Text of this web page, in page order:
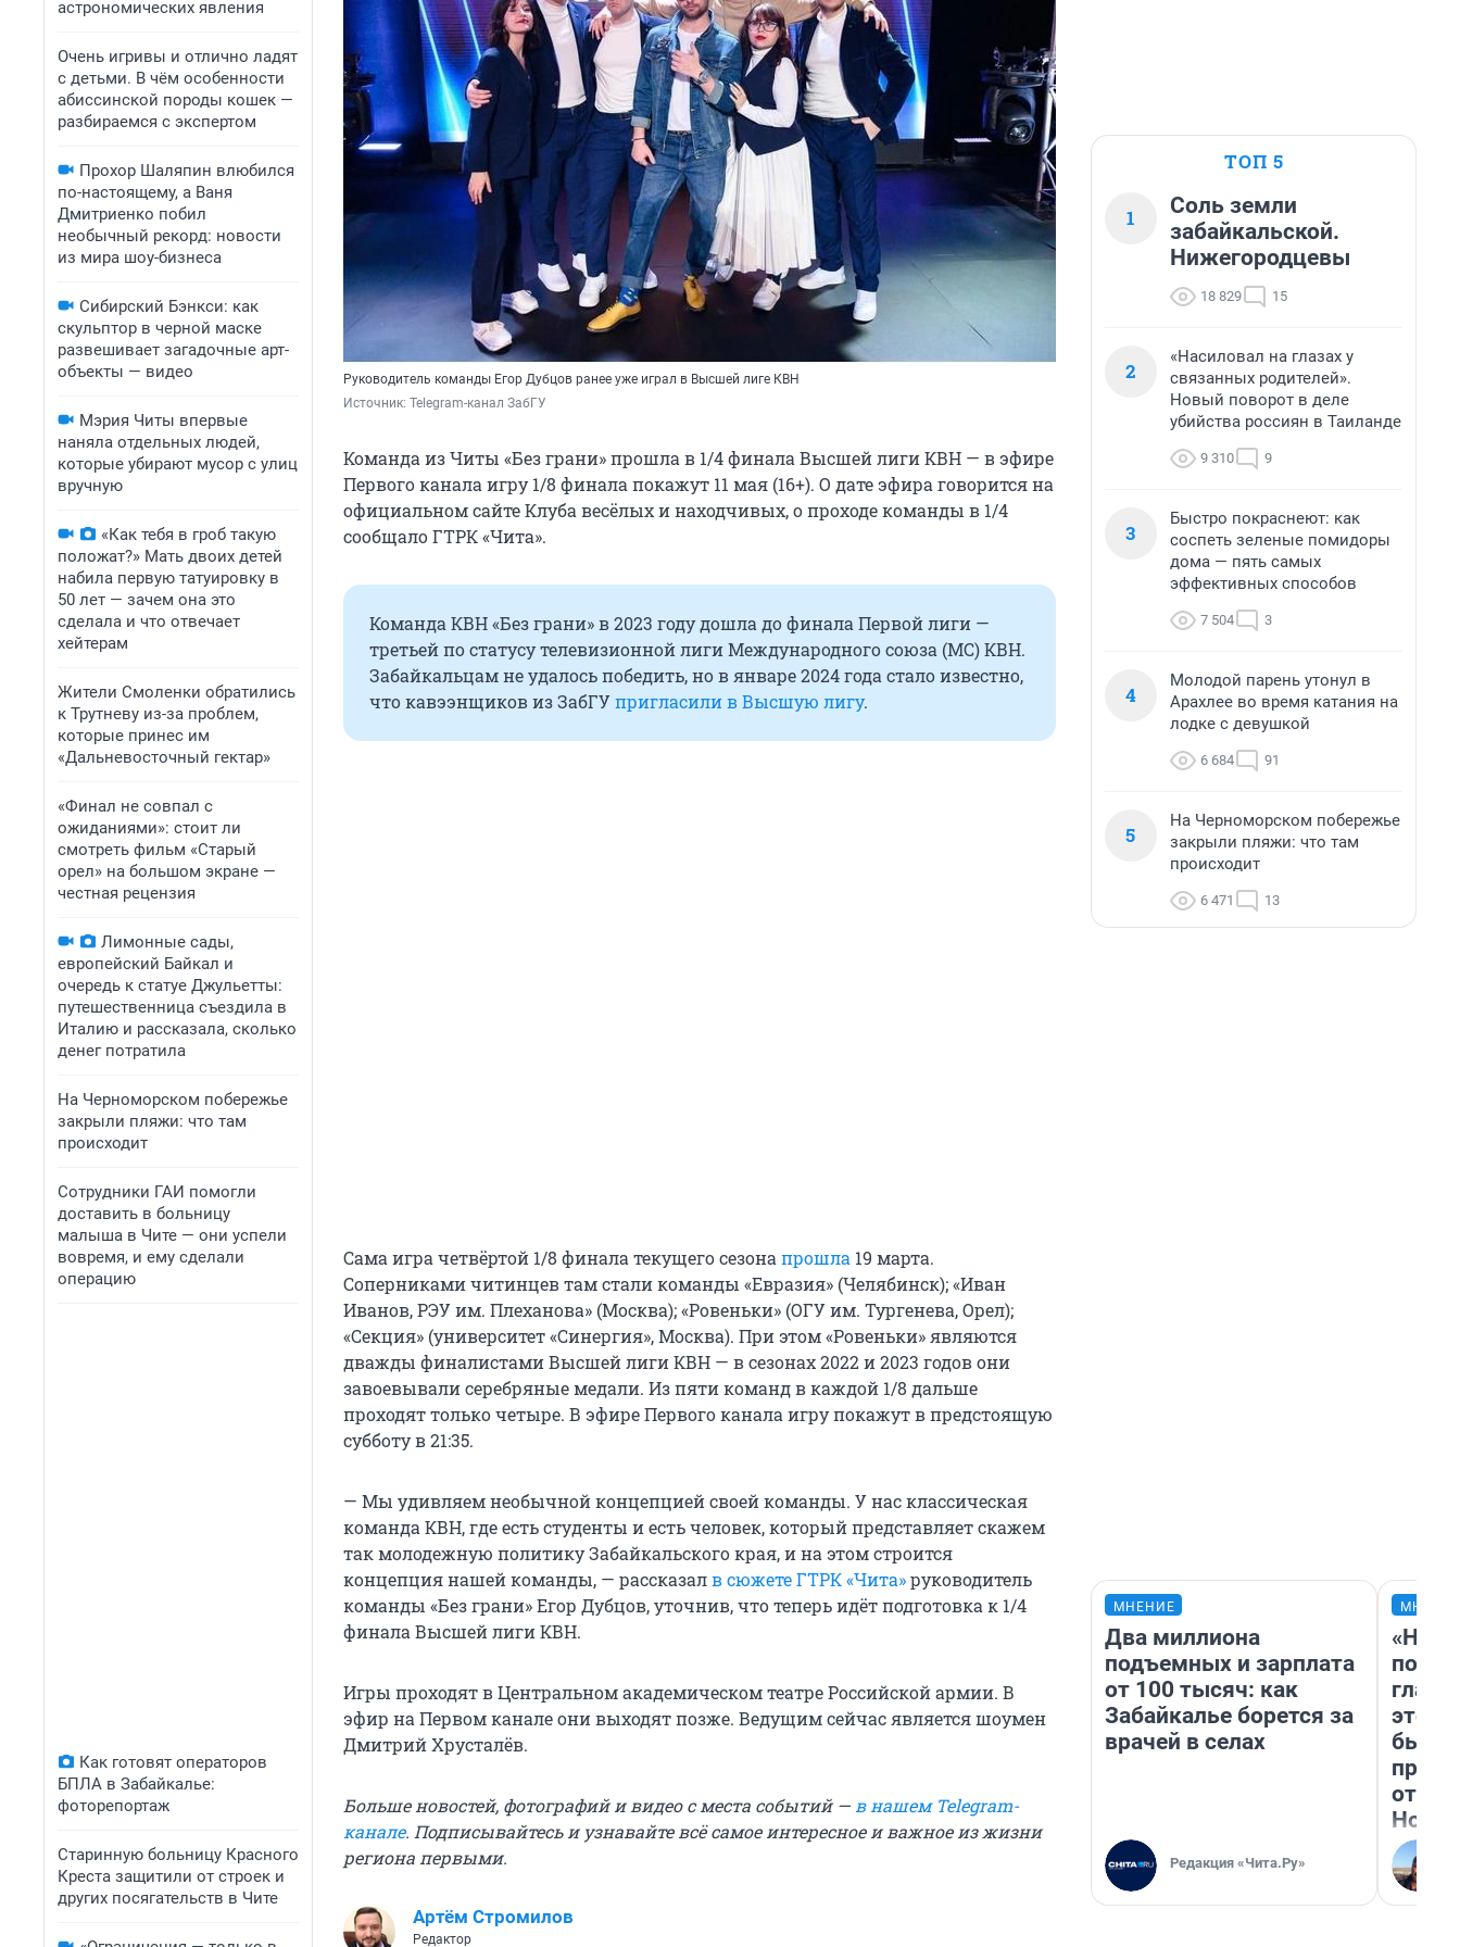
астрономических явления
Очень игривы и отлично ладят
с детьми. В чём особенности
абиссинской породы кошек —
разбираемся с экспертом
Прохор Шаляпин влюбился
по-настоящему, а Ваня
Дмитриенко побил
необычный рекорд: новости
из мира шоу-бизнеса
Сибирский Бэнкси: как
скульптор в черной маске
развешивает загадочные арт-
объекты — видео
Мэрия Читы впервые
наняла отдельных людей,
которые убирают мусор с улиц
вручную
«Как тебя в гроб такую
положат?» Мать двоих детей
набила первую татуировку в
50 лет — зачем она это
сделала и что отвечает
хейтерам
Жители Смоленки обратились
к Трутневу из-за проблем,
которые принес им
«Дальневосточный гектар»
«Финал не совпал с
ожиданиями»: стоит ли
смотреть фильм «Старый
орел» на большом экране —
честная рецензия
Лимонные сады,
европейский Байкал и
очередь к статуе Джульетты:
путешественница съездила в
Италию и рассказала, сколько
денег потратила
На Черноморском побережье
закрыли пляжи: что там
происходит
Сотрудники ГАИ помогли
доставить в больницу
малыша в Чите — они успели
вовремя, и ему сделали
операцию
Как готовят операторов
БПЛА в Забайкалье:
фоторепортаж
Старинную больницу Красного
Креста защитили от строек и
других посягательств в Чите
Руководитель команды Егор Дубцов ранее уже играл в Высшей лиге КВН
Источник: Telegram-канал ЗабГУ
Команда из Читы «Без грани» прошла в 1/4 финала Высшей лиги КВН — в эфире
Первого канала игру 1/8 финала покажут 11 мая (16+). О дате эфира говорится на
официальном сайте Клуба весёлых и находчивых, о проходе команды в 1/4
сообщало ГТРК «Чита».
Команда КВН «Без грани» в 2023 году дошла до финала Первой лиги —
третьей по статусу телевизионной лиги Международного союза (МС) КВН.
Забайкальцам не удалось победить, но в январе 2024 года стало известно,
что кавээнщиков из ЗабГУпригласили в Высшую лигу.
Сама игра четвёртой 1/8 финала текущего сезона прошла 19 марта.
Соперниками читинцев там стали команды «Евразия» (Челябинск); «Иван
Иванов, РЭУ им. Плеханова» (Москва); «Ровеньки» (ОГУ им. Тургенева, Орел);
«Секция» (университет «Синергия», Москва). При этом «Ровеньки» являются
дважды финалистами Высшей лиги КВН — в сезонах 2022 и 2023 годов они
завоевывали серебряные медали. Из пяти команд в каждой 1/8 дальше
проходят только четыре. В эфире Первого канала игру покажут в предстоящую
субботу в 21:35.
— Мы удивляем необычной концепцией своей команды. У нас классическая
команда КВН, где есть студенты и есть человек, который представляет скажем
так молодежную политику Забайкальского края, и на этом строится
концепция нашей команды, — рассказалв сюжете ГТРК «Чита»руководитель
команды «Без грани» Егор Дубцов, уточнив, что теперь идёт подготовка к 1/4
финала Высшей лиги КВН.
Игры проходят в Центральном академическом театре Российской армии. В
эфир на Первом канале они выходят позже. Ведущим сейчас является шоумен
Дмитрий Хрусталёв.
Больше новостей, фотографий и видео с места событий — в нашем Telegram-
канале. Подписывайтесь и узнавайте всё самое интересное и важное из жизни
региона первыми.
Артём Стромилов
Редактор
ТОП 5
1
Соль земли
забайкальской.
Нижегородцевы
18 829 15
2
«Насиловал на глазах у
связанных родителей».
Новый поворот в деле
убийства россиян в Таиланде
9 310 9
3
Быстро покраснеют: как
соспеть зеленые помидоры
дома — пять самых
эффективных способов
7 504 3
4
Молодой парень утонул в
Арахлее во время катания на
лодке с девушкой
6 684 91
5
На Черноморском побережье
закрыли пляжи: что там
происходит
6 471 13
МНЕНИЕ
Два миллиона
подъемных и зарплата
от 100 тысяч: как
Забайкалье борется за
врачей в селах
Редакция «Чита.Ру»
этого
бьет